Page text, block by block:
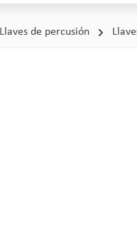
Llaves de percusión